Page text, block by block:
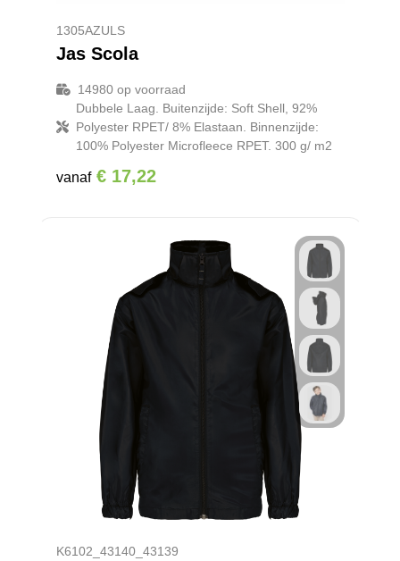
1305AZULS
Jas Scola
14980op voorraad
Dubbele Laag. Buitenzijde: Soft Shell, 92%
Polyester RPET/ 8% Elastaan. Binnenzijde:
100% Polyester Microfleece RPET. 300 g/ m2
vanaf € 17,22
K6102_43140_43139